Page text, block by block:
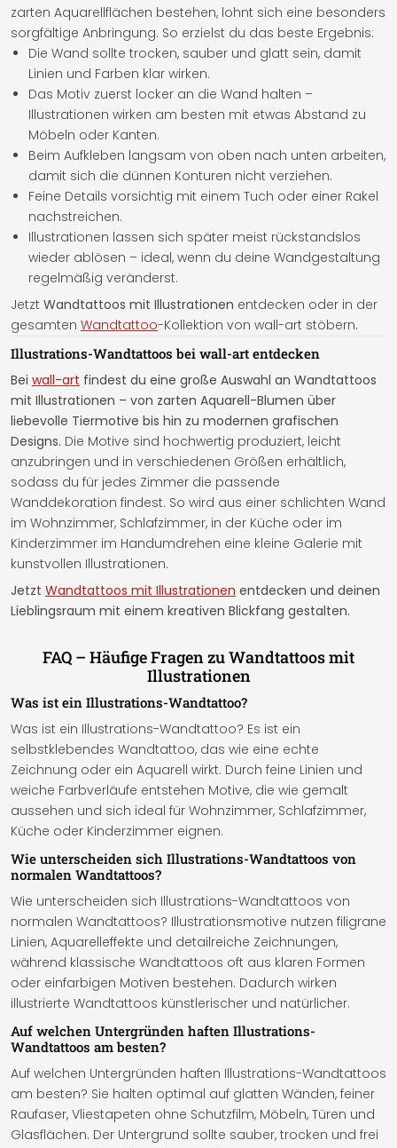
zarten Aquarellflächen bestehen, lohnt sich eine besonders
sorgfältige Anbringung. So erzielst du das beste Ergebnis:
Die Wand sollte trocken, sauber und glatt sein, damit
Linien und Farben klar wirken.
Das Motiv zuerst locker an die Wand halten –
Illustrationen wirken am besten mit etwas Abstand zu
Möbeln oder Kanten.
Beim Aufkleben langsam von oben nach unten arbeiten,
damit sich die dünnen Konturen nicht verziehen.
Feine Details vorsichtig mit einem Tuch oder einer Rakel
nachstreichen.
Illustrationen lassen sich später meist rückstandslos
wieder ablösen – ideal, wenn du deine Wandgestaltung
regelmäßig veränderst.
Jetzt Wandtattoos mit Illustrationen entdecken oder in der
gesamten Wandtattoo-Kollektion von wall-art stöbern.
Illustrations-Wandtattoos bei wall-art entdecken
Bei wall-art findest du eine große Auswahl an Wandtattoos
mit Illustrationen – von zarten Aquarell-Blumen über
liebevolle Tiermotive bis hin zu modernen grafischen
Designs. Die Motive sind hochwertig produziert, leicht
anzubringen und in verschiedenen Größen erhältlich,
sodass du für jedes Zimmer die passende
Wanddekoration findest. So wird aus einer schlichten Wand
im Wohnzimmer, Schlafzimmer, in der Küche oder im
Kinderzimmer im Handumdrehen eine kleine Galerie mit
kunstvollen Illustrationen.
Jetzt Wandtattoos mit Illustrationen entdecken und deinen
Lieblingsraum mit einem kreativen Blickfang gestalten.
FAQ – Häufige Fragen zu Wandtattoos mit
Illustrationen
Was ist ein Illustrations-Wandtattoo?
Was ist ein Illustrations-Wandtattoo? Es ist ein
selbstklebendes Wandtattoo, das wie eine echte
Zeichnung oder ein Aquarell wirkt. Durch feine Linien und
weiche Farbverläufe entstehen Motive, die wie gemalt
aussehen und sich ideal für Wohnzimmer, Schlafzimmer,
Küche oder Kinderzimmer eignen.
Wie unterscheiden sich Illustrations-Wandtattoos von
normalen Wandtattoos?
Wie unterscheiden sich Illustrations-Wandtattoos von
normalen Wandtattoos? Illustrationsmotive nutzen filigrane
Linien, Aquarelleffekte und detailreiche Zeichnungen,
während klassische Wandtattoos oft aus klaren Formen
oder einfarbigen Motiven bestehen. Dadurch wirken
illustrierte Wandtattoos künstlerischer und natürlicher.
Auf welchen Untergründen haften Illustrations-
Wandtattoos am besten?
Auf welchen Untergründen haften Illustrations-Wandtattoos
am besten? Sie halten optimal auf glatten Wänden, feiner
Raufaser, Vliestapeten ohne Schutzfilm, Möbeln, Türen und
Glasflächen. Der Untergrund sollte sauber, trocken und frei